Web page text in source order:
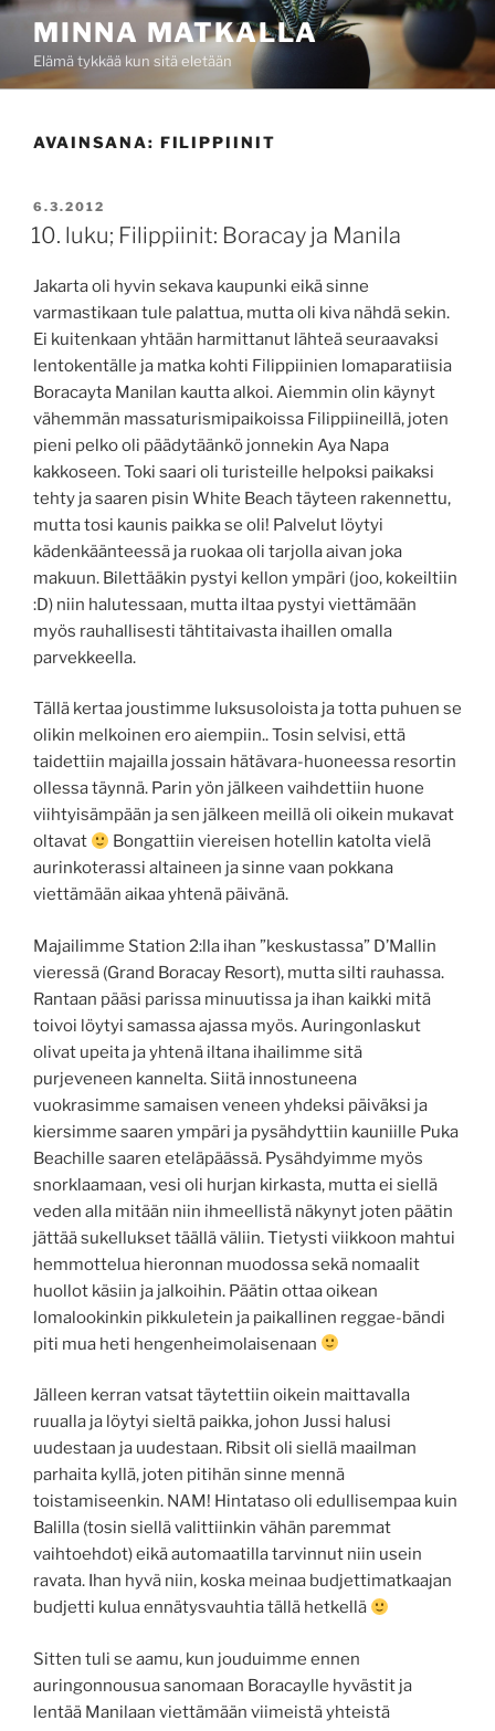
Siirry
sisältöönMINNA MATKALLA
Elämä tykkää kun sitä eletään
AVAINSANA: FILIPPIINIT
JULKAISTU
6.3.2012
10. luku; Filippiinit: Boracay ja Manila
Jakarta oli hyvin sekava kaupunki eikä sinne
varmastikaan tule palattua, mutta oli kiva nähdä sekin.
Ei kuitenkaan yhtään harmittanut lähteä seuraavaksi
lentokentälle ja matka kohti Filippiinien lomaparatiisia
Boracayta Manilan kautta alkoi. Aiemmin olin käynyt
vähemmän massaturismipaikoissa Filippiineillä, joten
pieni pelko oli päädytäänkö jonnekin Aya Napa
kakkoseen. Toki saari oli turisteille helpoksi paikaksi
tehty ja saaren pisin White Beach täyteen rakennettu,
mutta tosi kaunis paikka se oli! Palvelut löytyi
kädenkäänteessä ja ruokaa oli tarjolla aivan joka
makuun. Bilettääkin pystyi kellon ympäri (joo, kokeiltiin
:D) niin halutessaan, mutta iltaa pystyi viettämään
myös rauhallisesti tähtitaivasta ihaillen omalla
parvekkeella.
Tällä kertaa joustimme luksusoloista ja totta puhuen se
olikin melkoinen ero aiempiin.. Tosin selvisi, että
taidettiin majailla jossain hätävara-huoneessa resortin
ollessa täynnä. Parin yön jälkeen vaihdettiin huone
viihtyisämpään ja sen jälkeen meillä oli oikein mukavat
oltavat
Bongattiin viereisen hotellin katolta vielä
aurinkoterassi altaineen ja sinne vaan pokkana
viettämään aikaa yhtenä päivänä.
Majailimme Station 2:lla ihan ”keskustassa” D’Mallin
vieressä (Grand Boracay Resort), mutta silti rauhassa.
Rantaan pääsi parissa minuutissa ja ihan kaikki mitä
toivoi löytyi samassa ajassa myös. Auringonlaskut
olivat upeita ja yhtenä iltana ihailimme sitä
purjeveneen kannelta. Siitä innostuneena
vuokrasimme samaisen veneen yhdeksi päiväksi ja
kiersimme saaren ympäri ja pysähdyttiin kauniille Puka
Beachille saaren eteläpäässä. Pysähdyimme myös
snorklaamaan, vesi oli hurjan kirkasta, mutta ei siellä
veden alla mitään niin ihmeellistä näkynyt joten päätin
jättää sukellukset täällä väliin. Tietysti viikkoon mahtui
hemmottelua hieronnan muodossa sekä nomaalit
huollot käsiin ja jalkoihin. Päätin ottaa oikean
lomalookinkin pikkuletein ja paikallinen reggae-bändi
piti mua heti hengenheimolaisenaan
Jälleen kerran vatsat täytettiin oikein maittavalla
ruualla ja löytyi sieltä paikka, johon Jussi halusi
uudestaan ja uudestaan. Ribsit oli siellä maailman
parhaita kyllä, joten pitihän sinne mennä
toistamiseenkin. NAM! Hintataso oli edullisempaa kuin
Balilla (tosin siellä valittiinkin vähän paremmat
vaihtoehdot) eikä automaatilla tarvinnut niin usein
ravata. Ihan hyvä niin, koska meinaa budjettimatkaajan
budjetti kulua ennätysvauhtia tällä hetkellä
Sitten tuli se aamu, kun jouduimme ennen
auringonnousua sanomaan Boracaylle hyvästit ja
lentää Manilaan viettämään viimeistä yhteistä